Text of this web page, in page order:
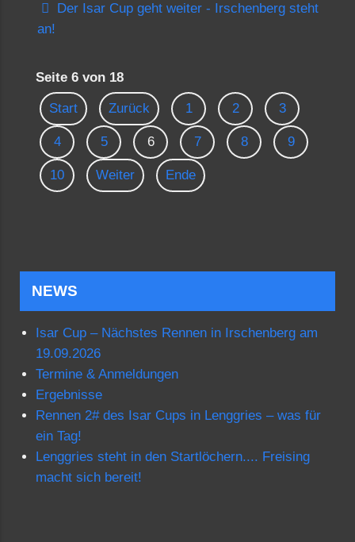
Der Isar Cup geht weiter - Irschenberg steht
an!
Seite 6 von 18
Start Zurück 1 2 3
4 5 6 7 8 9
10 Weiter Ende
NEWS
Isar Cup – Nächstes Rennen in Irschenberg am
19.09.2026
Termine & Anmeldungen
Ergebnisse
Rennen 2# des Isar Cups in Lenggries – was für
ein Tag!
Lenggries steht in den Startlöchern.... Freising
macht sich bereit!